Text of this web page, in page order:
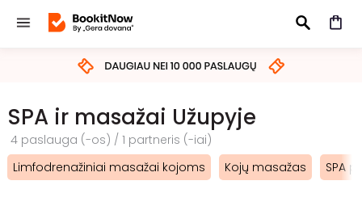
IEŠKOTI
SPA ir masažai Užupyje
4 paslauga (-os) / 1 partneris (-iai)
Limfodrenažiniai masažai kojoms
Kojų masažas SPA